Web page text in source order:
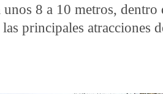
unos 8 a 10 metros, dentro
principales atracciones